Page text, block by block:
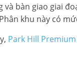
và bàn giao giai
khu này có
Park Hill Premium